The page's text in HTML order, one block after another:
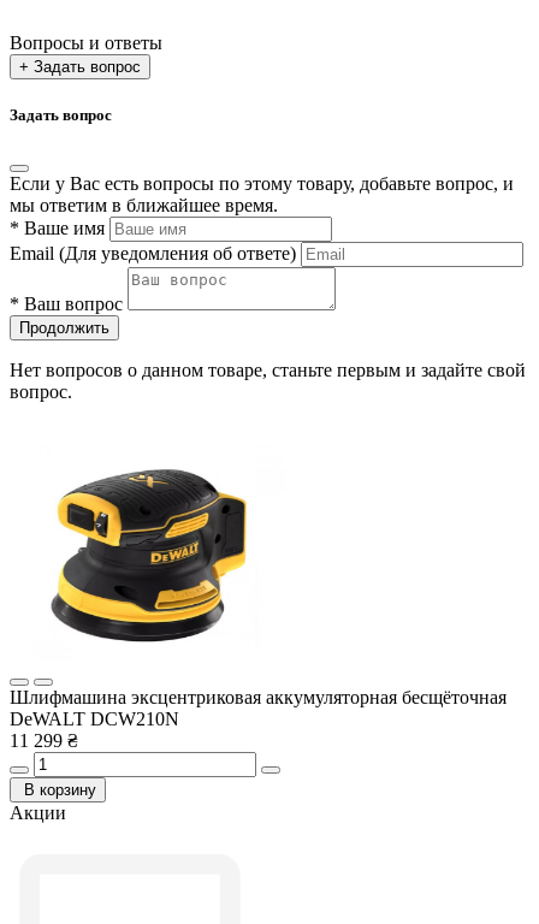
Вопросы и ответы
+ Задать вопрос
Задать вопрос
Если у Вас есть вопросы по этому товару, добавьте вопрос, и
мы ответим в ближайшее время.
* Ваше имя
Email (Для уведомления об ответе)
* Ваш вопрос
Продолжить
Нет вопросов о данном товаре, станьте первым и задайте свой
вопрос.
Шлифмашина эксцентриковая аккумуляторная бесщёточная
DeWALT DCW210N
11 299 ₴
В корзину
Акции